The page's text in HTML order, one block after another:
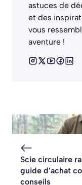
astuces de
et des
vous
aventure !
Scie circulaire
guide d’achat
conseils